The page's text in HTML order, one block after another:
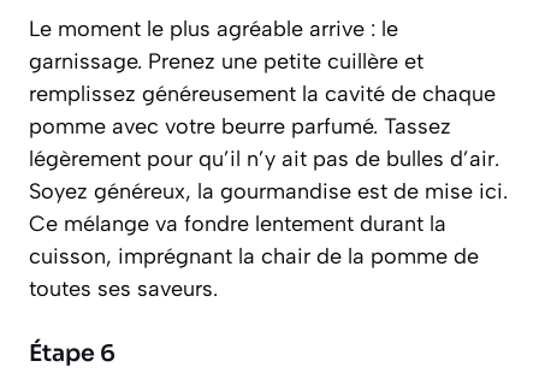
Le moment le plus agréable arrive : le
garnissage. Prenez une petite cuillère et
remplissez généreusement la cavité de chaque
pomme avec votre beurre parfumé. Tassez
légèrement pour qu’il n’y ait pas de bulles d’air.
Soyez généreux, la gourmandise est de mise ici.
Ce mélange va fondre lentement durant la
cuisson, imprégnant la chair de la pomme de
toutes ses saveurs.
Étape 6